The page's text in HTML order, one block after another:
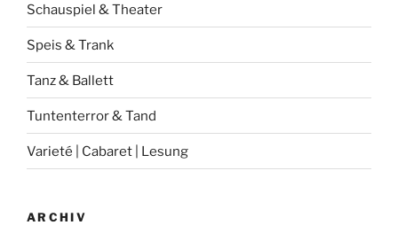
Schauspiel & Theater
Speis & Trank
Tanz & Ballett
Tuntenterror & Tand
Varieté | Cabaret | Lesung
ARCHIV